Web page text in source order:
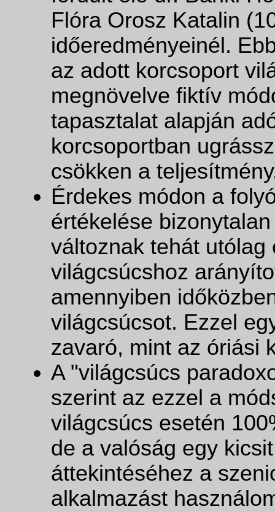
Flóra Orosz Katalin
időeredményeinél.
az adott korcsoport
megnövelve fiktív
tapasztalat alapján
korcsoportban
csökken a
Érdekes módon a
értékelése
változnak tehát
világcsúcshoz
amennyiben
világcsúcsot. Ezzel
zavaró, mint az óriási
A "világcsúcs
szerint az ezzel a
világcsúcs esetén
de a valóság egy
áttekintéséhez a
alkalmazást